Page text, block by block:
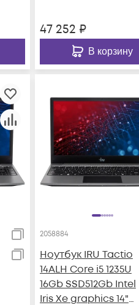
47 252 ₽
В корзину
2058884
Ноутбук IRU Tactio
14ALH Core i5 1235U
16Gb SSD512Gb Intel
Iris Xe graphics 14"